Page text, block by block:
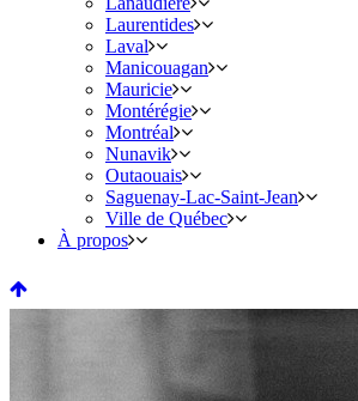
Laurentides
Laval
Manicouagan
Mauricie
Montérégie
Montréal
Nunavik
Outaouais
Saguenay-Lac-Saint-Jean
Ville de Québec
À propos